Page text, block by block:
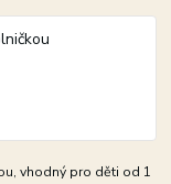
vhodný pro děti od 1